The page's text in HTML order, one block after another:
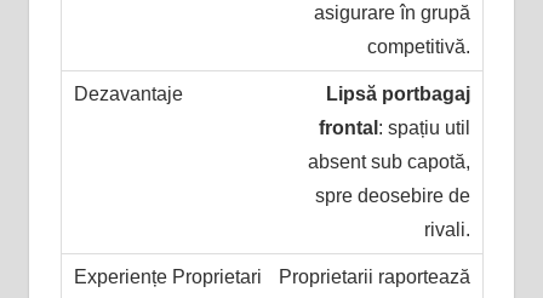
asigurare în grupă
competitivă.
Lipsă portbagaj
frontal : spațiu util
absent sub capotă,
spre deosebire de
rivali.
Proprietarii raportează